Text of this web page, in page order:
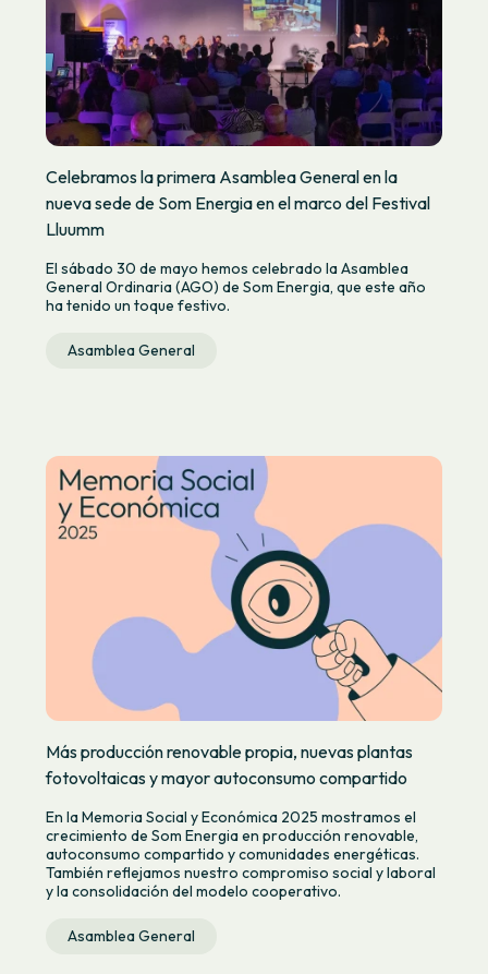
Celebramos la primera Asamblea General en la
nueva sede de Som Energia en el marco del Festival
Lluumm
El sábado 30 de mayo hemos celebrado la Asamblea
General Ordinaria (AGO) de Som Energia, que este año
ha tenido un toque festivo.
Asamblea General
Más producción renovable propia, nuevas plantas
fotovoltaicas y mayor autoconsumo compartido
En la Memoria Social y Económica 2025 mostramos el
crecimiento de Som Energia en producción renovable,
autoconsumo compartido y comunidades energéticas.
También reflejamos nuestro compromiso social y laboral
y la consolidación del modelo cooperativo.
Asamblea General